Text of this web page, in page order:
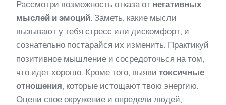
Рассмотри возможность отказа от негативных
мыслей и эмоций. Заметь, какие мысли
вызывают у тебя стресс или дискомфорт, и
сознательно постарайся их изменить. Практикуй
позитивное мышление и сосредоточься на том,
что идет хорошо. Кроме того, выяви токсичные
отношения, которые истощают твою энергию.
Оцени свое окружение и определи людей,